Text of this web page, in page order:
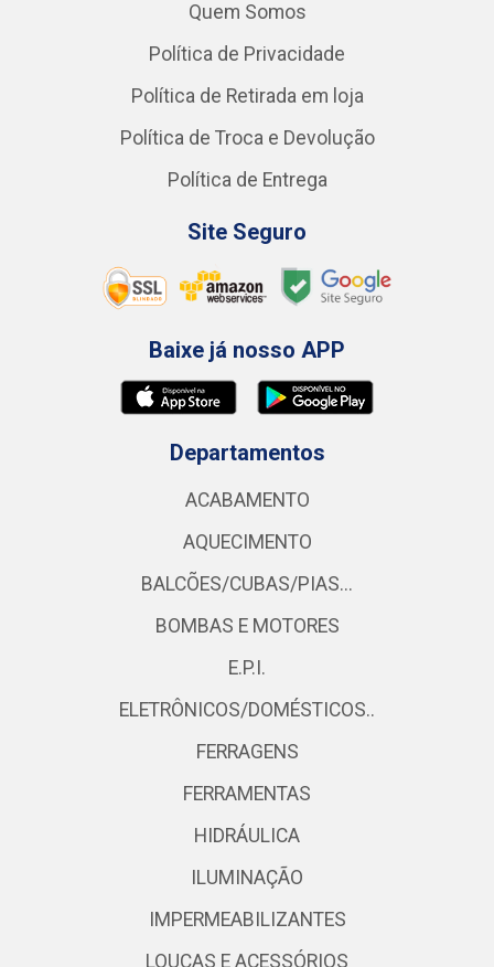
Quem Somos
Política de Privacidade
Política de Retirada em loja
Política de Troca e Devolução
Política de Entrega
Site Seguro
Baixe já nosso APP
Departamentos
ACABAMENTO
AQUECIMENTO
BALCÕES/CUBAS/PIAS...
BOMBAS E MOTORES
E.P.I.
ELETRÔNICOS/DOMÉSTICOS..
FERRAGENS
FERRAMENTAS
HIDRÁULICA
ILUMINAÇÃO
IMPERMEABILIZANTES
LOUÇAS E ACESSÓRIOS